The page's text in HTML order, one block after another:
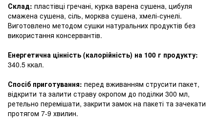
Склад: пластівці гречані, курка варена сушена, цибуля
смажена сушена, сіль, морква сушена, хмелі-сунелі.
Виготовлено методом сушки натуральних продуктів без
використання консервантів.
Енергетична цінність (калорійність) на 100 г продукту:
340.5 ккал.
Спосіб приготування: перед вживанням струсити пакет,
відкрити та залити страву окропом до поділки 300 мл,
ретельно перемішати, закрити замок на пакеті та зачекати
протягом 7-9 хвилин.